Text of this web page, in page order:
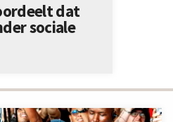
dat
sociale